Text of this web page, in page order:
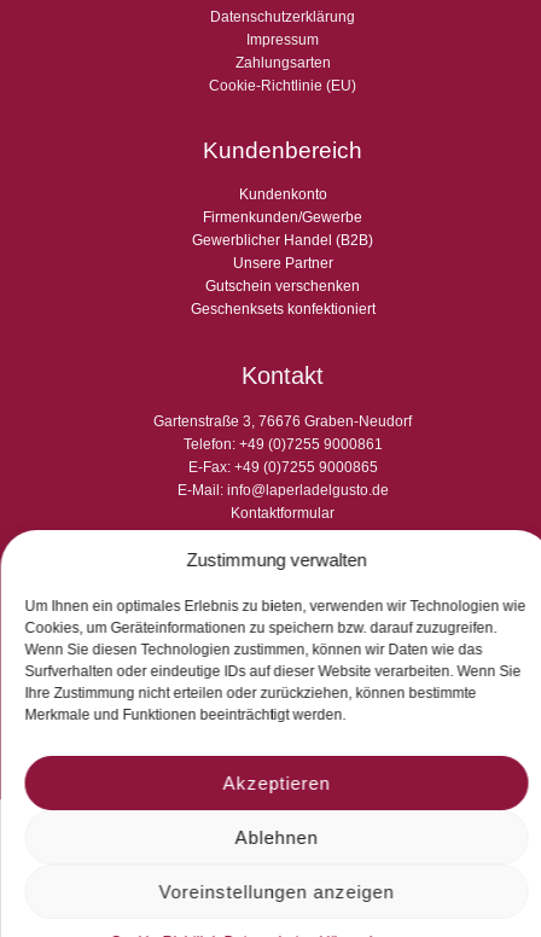
Zustimmung verwalten
Um Ihnen ein optimales Erlebnis zu bieten, verwenden wir Technologien wie
Cookies, um Geräteinformationen zu speichern bzw. darauf zuzugreifen.
Wenn Sie diesen Technologien zustimmen, können wir Daten wie das
Surfverhalten oder eindeutige IDs auf dieser Website verarbeiten. Wenn Sie
Ihre Zustimmung nicht erteilen oder zurückziehen, können bestimmte
Merkmale und Funktionen beeinträchtigt werden.
Akzeptieren
Ablehnen
Voreinstellungen anzeigen
Datenschutzerklärung
Impressum
Zahlungsarten
Cookie-Richtlinie (EU)
Kundenbereich
Kundenkonto
Firmenkunden/Gewerbe
Gewerblicher Handel (B2B)
Unsere Partner
Gutschein verschenken
Geschenksets konfektioniert
Kontakt
Gartenstraße 3, 76676 Graben-Neudorf
Telefon: +49 (0)7255 9000861
E-Fax: +49 (0)7255 9000865
E-Mail: info@laperladelgusto.de
Kontaktformular
© 2026 La Perla del Gusto. Natürlich genießen